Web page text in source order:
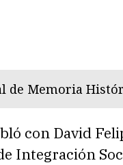
de Memoria
con David
Integración